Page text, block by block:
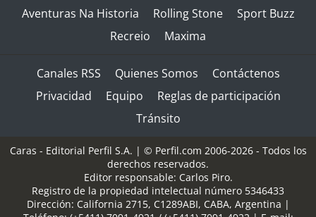
Aventuras Na Historia
Rolling Stone
Sport Buzz
Recreio
Maxima
Canales RSS Quienes Somos
Contáctenos
Privacidad
Equipo
Reglas de participación
Tránsito
Caras - Editorial Perfil S.A. | © Perfil.com 2006-2026 - Todos los
derechos reservados.
Editor responsable: Carlos Piro.
Registro de la propiedad intelectual número 5346433
Dirección: California 2715, C1289ABI, CABA, Argentina |